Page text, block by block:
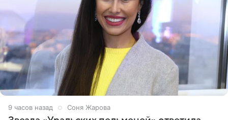
9 часов назад Соня Жарова